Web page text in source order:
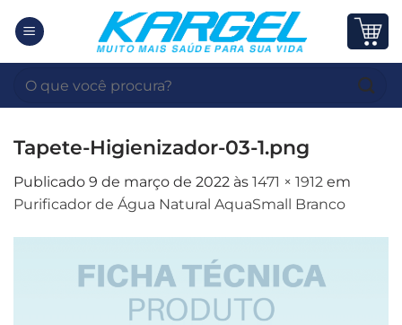
Pesquisar
Tapete-Higienizador-03-1.png
Publicado 9 de março de 2022 às 1471 × 1912 em
Purificador de Água Natural AquaSmall Branco